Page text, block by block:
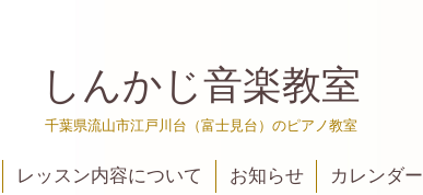
しんかじ音楽教室
千葉県流山市江戸川台（富士見台）のピアノ教室
レッスン内容について お知らせ カレンダー